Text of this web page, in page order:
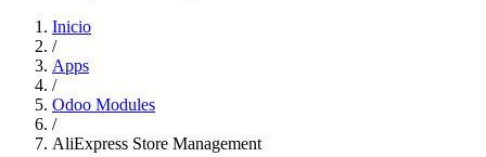
Inicio
/
Apps
/
Odoo Modules
/
AliExpress Store Management